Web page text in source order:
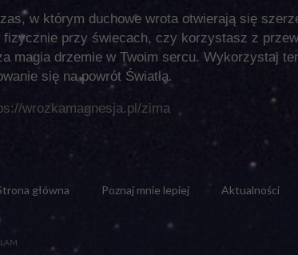
główna Poznaj mnie lepiej Aktualności
wrozkamagnesja.pl/zima
w którym duchowe wrota otwierają się
fizycznie przy świecach, czy korzystasz z
magia drzemie w Twoim sercu. Wykorzystaj
się na powrót Światła.